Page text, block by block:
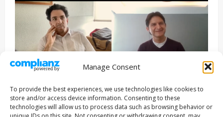
Manage Consent
To provide the best experiences, we use technologies like cookies to
store and/or access device information. Consenting to these
technologies will allow us to process data such as browsing behavior or
Entrevista Series
ENCUENTROS CON IVÁN URIEL T3E22: JUAN PATRICIO
RIVEROLL